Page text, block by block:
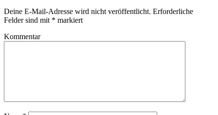
Deine E-Mail-Adresse wird nicht veröffentlicht. Erforderliche
Felder sind mit * markiert
Kommentar